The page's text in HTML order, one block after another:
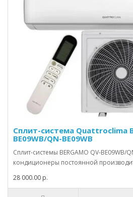
Сплит-система Quattroclima
BE09WB/QN-BE09WB
Сплит-системы BERGAMO QV-BE09WB/
кондиционеры постоянной
28 000.00 р.